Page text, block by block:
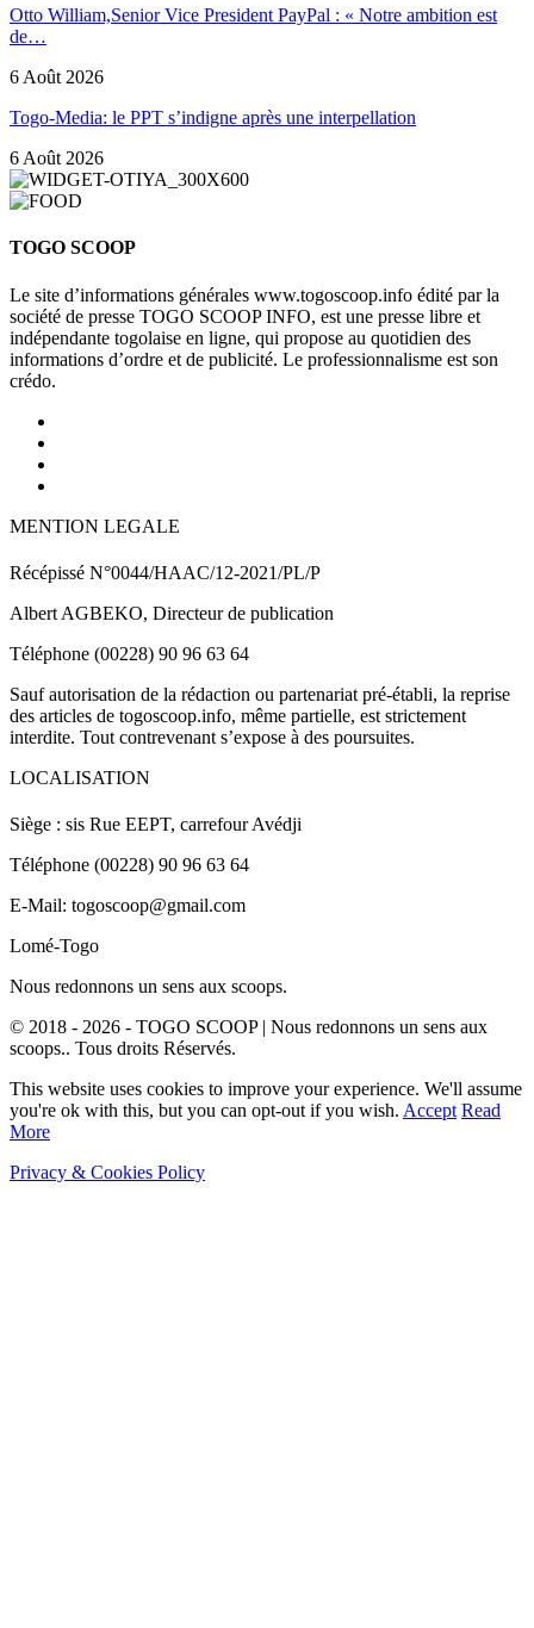
Otto William,Senior Vice President PayPal : « Notre ambition est
de…
6 Août 2026
Togo-Media: le PPT s’indigne après une interpellation
6 Août 2026
TOGO SCOOP
Le site d’informations générales www.togoscoop.info édité par la
société de presse TOGO SCOOP INFO, est une presse libre et
indépendante togolaise en ligne, qui propose au quotidien des
informations d’ordre et de publicité. Le professionnalisme est son
crédo.
MENTION LEGALE
Récépissé N°0044/HAAC/12-2021/PL/P
Albert AGBEKO, Directeur de publication
Téléphone (00228) 90 96 63 64
Sauf autorisation de la rédaction ou partenariat pré-établi, la reprise
des articles de togoscoop.info, même partielle, est strictement
interdite. Tout contrevenant s’expose à des poursuites.
LOCALISATION
Siège : sis Rue EEPT, carrefour Avédji
Téléphone (00228) 90 96 63 64
E-Mail: togoscoop@gmail.com
Lomé-Togo
Nous redonnons un sens aux scoops.
© 2018 - 2026 - TOGO SCOOP | Nous redonnons un sens aux
scoops.. Tous droits Réservés.
This website uses cookies to improve your experience. We'll assume
you're ok with this, but you can opt-out if you wish. Accept Read
More
Privacy & Cookies Policy